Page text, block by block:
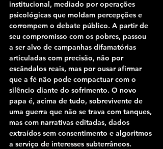
institucional, mediado por operações
psicológicas que moldam percepções e
corrompem o debate público. A partir de
seu compromisso com os pobres, passou
a ser alvo de campanhas difamatórias
articuladas com precisão, não por
escândalos reais, mas por ousar afirmar
que a fé não pode compactuar com o
silêncio diante do sofrimento. O novo
papa é, acima de tudo, sobrevivente de
uma guerra que não se trava com tanques,
mas com narrativas editadas, dados
extraídos sem consentimento e algoritmos
a serviço de interesses subterrâneos.